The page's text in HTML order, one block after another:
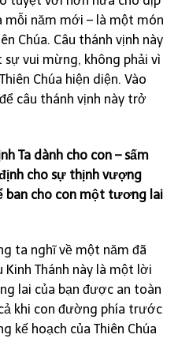
mỗi năm mới – là một món
Chúa. Câu thánh vịnh này
vui mừng, không phải vì
Chúa hiện diện. Vào
câu thánh vịnh này trở
Ta dành cho con – sấm
cho sự thịnh vượng
ban cho con một tương lai
ta nghĩ về một năm đã
Thánh này là một lời
lai của bạn được an toàn
khi con đường phía trước
kế hoạch của Thiên Chúa